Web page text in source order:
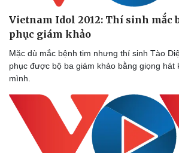
Vietnam Idol 2012: Thí sinh mắc
phục giám khảo
Mặc dù mắc bệnh tim nhưng thí sinh Tào
phục được bộ ba giám khảo bằng giọng hát
mình.